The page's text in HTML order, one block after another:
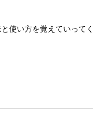
使い方を覚えていって